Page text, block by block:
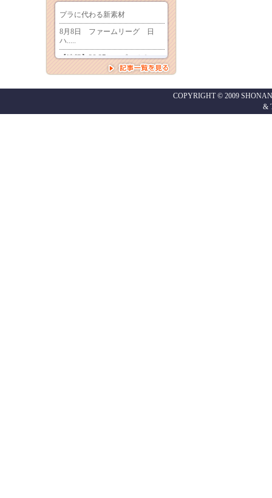
COPYRIGHT © 2009
&